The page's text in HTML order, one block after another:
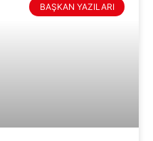
BAŞKAN YAZILARI